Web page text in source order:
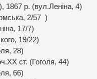
1867 р. (вул.Леніна, 4)
2/57 )
17/7)
19/22)
28)
ст. (Гоголя, 44)
66)